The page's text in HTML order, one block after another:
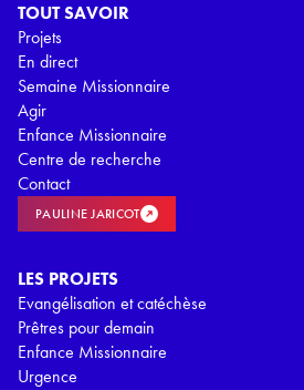
TOUT SAVOIR
Projets
En direct
Semaine Missionnaire
Agir
Enfance Missionnaire
Centre de recherche
Contact
PAULINE JARICOT
LES PROJETS
Evangélisation et catéchèse
Prêtres pour demain
Enfance Missionnaire
Urgence